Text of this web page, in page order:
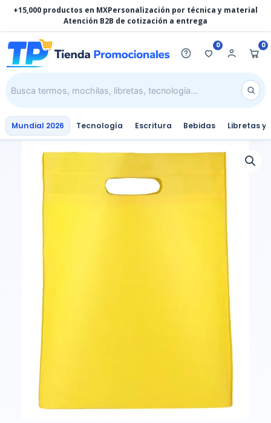
contenido
+15,000 productos en MXPersonalización por técnica y material
Atención B2B de cotización a entrega
0 0
Mundial 2026 Tecnología Escritura Bebidas Libretas y